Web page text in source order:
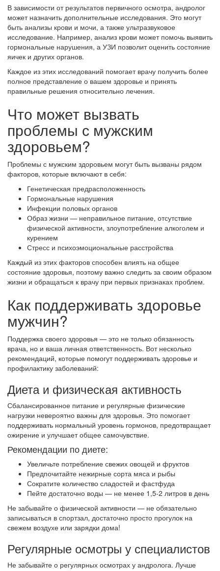
В зависимости от результатов первичного осмотра, андролог
может назначить дополнительные исследования. Это могут
быть анализы крови и мочи, а также ультразвуковое
исследование. Например, анализ крови может помочь выявить
гормональные нарушения, а УЗИ позволит оценить состояние
яичек и других органов.
Каждое из этих исследований помогает врачу получить более
полное представление о вашем здоровье и принять
правильные решения относительно лечения.
Что может вызвать
проблемы с мужским
здоровьем?
Проблемы с мужским здоровьем могут быть вызваны рядом
факторов, которые включают в себя:
Генетическая предрасположенность
Гормональные нарушения
Инфекции половых органов
Образ жизни — неправильное питание, отсутствие
физической активности, злоупотребление алкоголем и
курением
Стресс и психоэмоциональные расстройства
Каждый из этих факторов способен влиять на общее
состояние здоровья, поэтому важно следить за своим образом
жизни и обращаться к врачу при первых признаках проблем.
Как поддерживать здоровье
мужчин?
Поддержка своего здоровья — это не только обязанность
врача, но и ваша личная ответственность. Вот несколько
рекомендаций, которые помогут поддерживать здоровье и
профилактику заболеваний:
Диета и физическая активность
Сбалансированное питание и регулярные физические
нагрузки невероятно важны для здоровья. Это помогает
поддерживать нормальный уровень гормонов, предотвращает
ожирение и улучшает общее самочувствие.
Рекомендации по диете:
Увеличьте потребление свежих овощей и фруктов
Предпочитайте нежирные сорта мяса и рыбы
Сократите количество сладостей и фастфуда
Пейте достаточно воды — не менее 1,5-2 литров в день
Не забывайте о физической активности — не обязательно
записываться в спортзал, достаточно просто прогулок на
свежем воздухе или зарядки дома!
Регулярные осмотры у специалистов
Не забывайте о регулярных осмотрах у андролога. Лучше